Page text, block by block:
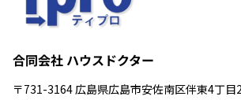
合同会社 ハウスドクター
〒731-3164 広島県広島市安佐南区伴東4丁目